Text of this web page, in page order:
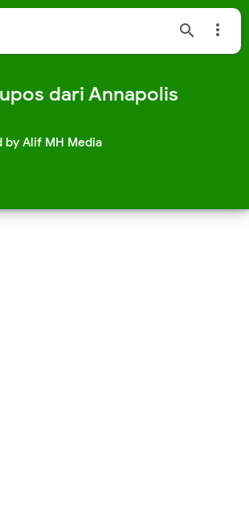
 
dari Annapolis
by Alif MH Media